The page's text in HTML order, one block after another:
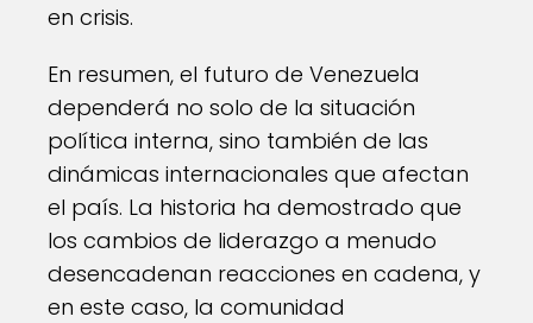
en crisis.
En resumen, el futuro de Venezuela
dependerá no solo de la situación
política interna, sino también de las
dinámicas internacionales que afectan
el país. La historia ha demostrado que
los cambios de liderazgo a menudo
desencadenan reacciones en cadena, y
en este caso, la comunidad